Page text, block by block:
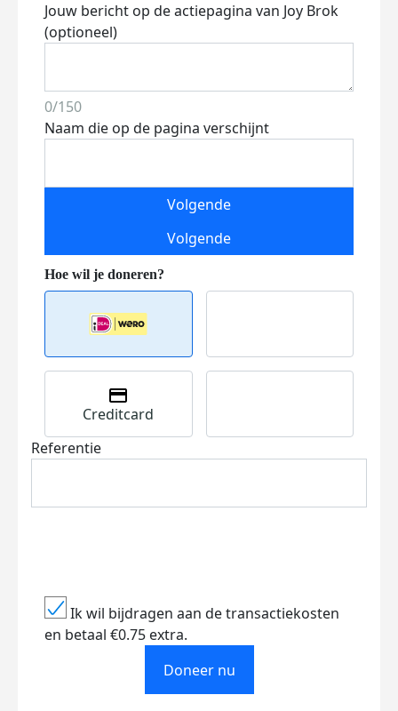
Jouw bericht op de actiepagina van Joy Brok
(optioneel)
0/150
Naam die op de pagina verschijnt
Volgende
Volgende
Creditcard
Referentie
Ik wil bijdragen aan de transactiekosten
en betaal €0.75 extra.
Doneer nu